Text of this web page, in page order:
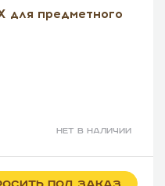
для предметного
нет в наличии